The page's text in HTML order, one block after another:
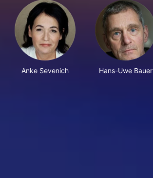
Anke Sevenich Hans-Uwe Bauer